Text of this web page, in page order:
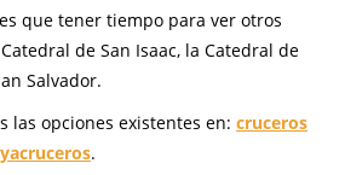
que tener tiempo para ver otros
de San Isaac, la Catedral de
Salvador.
las opciones existentes en: cruceros
.